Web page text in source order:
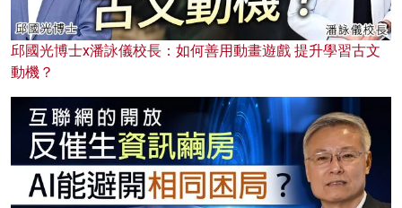
邱國光博士x潘詠儀校長：如何善用動畫遊戲 提升學習古文
動機？